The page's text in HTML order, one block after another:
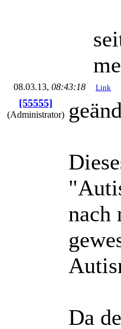
08.03.13, 08:43:18 Link
[55555]
(Administrator)
nach
Da